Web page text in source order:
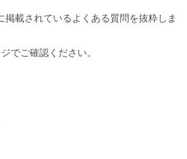
掲載されているよくある質問を抜粋しま
でご確認ください。